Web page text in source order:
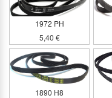
1972 PH
5,40 €
1890 H8